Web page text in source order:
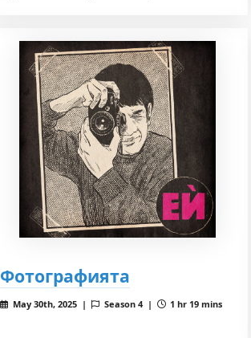
Фотографията
May 30th, 2025 | Season 4 | 1 hr 19 mins